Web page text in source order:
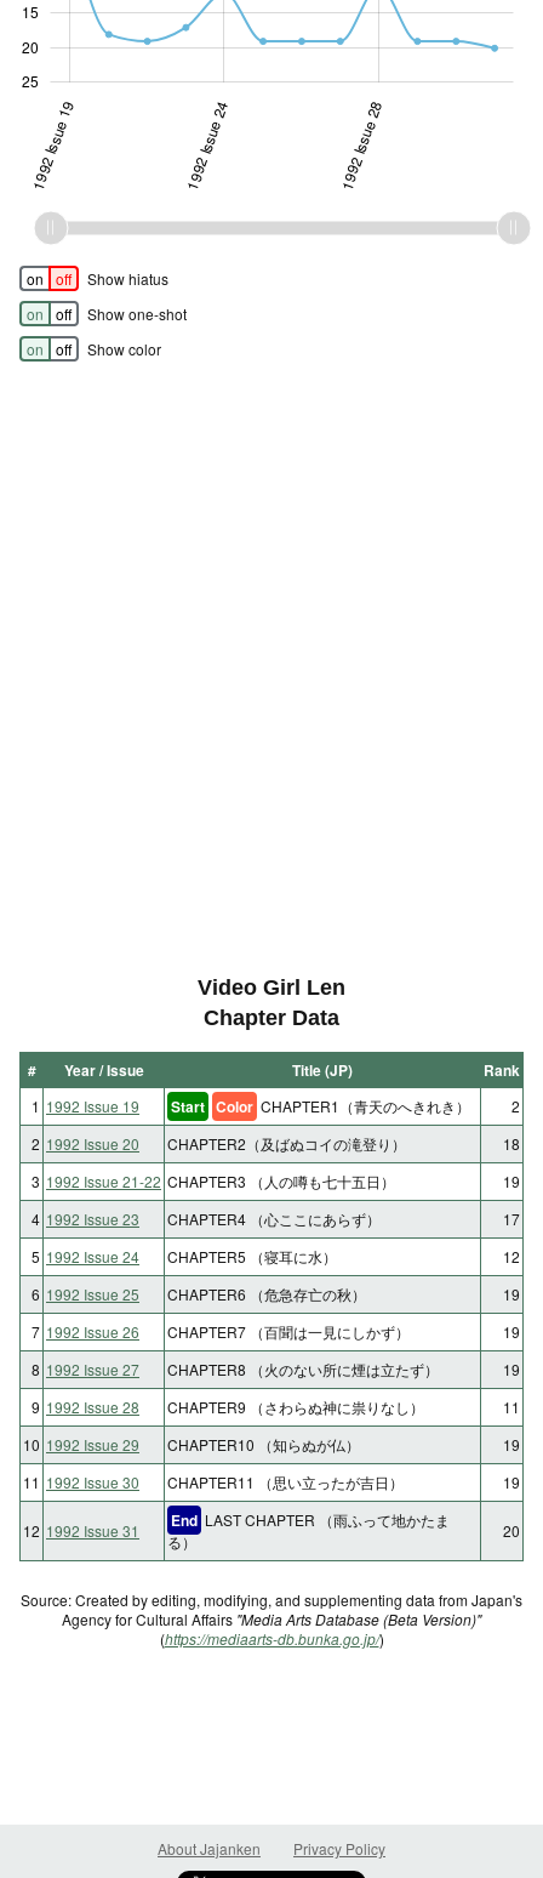
25
20
15
1992 Issue 19 1992 Issue 24 1992 Issue 28
on off
Show hiatus
on
off
Show one-shot
on
off Show color
Video Girl Len
Chapter Data
# Year / Issue Title (JP) Rank
1 1992 Issue 19 Start Color CHAPTER1（青天のへきれき）
2
2 1992 Issue 20 CHAPTER2（及ばぬコイの滝登り）
18
3 1992 Issue 21-22 CHAPTER3 （人の噂も七十五日）
19
4 1992 Issue 23 CHAPTER4 （心ここにあらず）
17
5 1992 Issue 24 CHAPTER5 （寝耳に水）
12
6 1992 Issue 25 CHAPTER6 （危急存亡の秋）
19
7 1992 Issue 26 CHAPTER7 （百聞は一見にしかず）
19
8 1992 Issue 27 CHAPTER8 （火のない所に煙は立たず）
19
9 1992 Issue 28 CHAPTER9 （さわらぬ神に祟りなし）
11
10 1992 Issue 29 CHAPTER10 （知らぬが仏）
19
11 1992 Issue 30 CHAPTER11 （思い立ったが吉日） 19
12 1992 Issue 31 End LAST CHAPTER （雨ふって地かたま
る）
20
Source: Created by editing, modifying, and supplementing data from Japan's
Agency for Cultural Affairs "Media Arts Database (Beta Version)"
(https://mediaarts-db.bunka.go.jp/)
About Jajanken Privacy Policy